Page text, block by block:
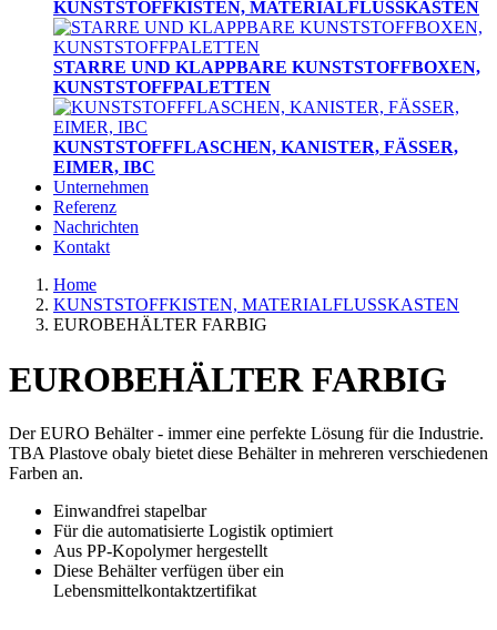
KUNSTSTOFFKISTEN, MATERIALFLUSSKASTEN
STARRE UND KLAPPBARE KUNSTSTOFFBOXEN,
KUNSTSTOFFPALETTEN
KUNSTSTOFFFLASCHEN, KANISTER, FÄSSER,
EIMER, IBC
Unternehmen
Referenz
Nachrichten
Kontakt
Home
KUNSTSTOFFKISTEN, MATERIALFLUSSKASTEN
EUROBEHÄLTER FARBIG
EUROBEHÄLTER FARBIG
Der EURO Behälter - immer eine perfekte Lösung für die Industrie.
TBA Plastove obaly bietet diese Behälter in mehreren verschiedenen
Farben an.
Einwandfrei stapelbar
Für die automatisierte Logistik optimiert
Aus PP-Kopolymer hergestellt
Diese Behälter verfügen über ein
Lebensmittelkontaktzertifikat